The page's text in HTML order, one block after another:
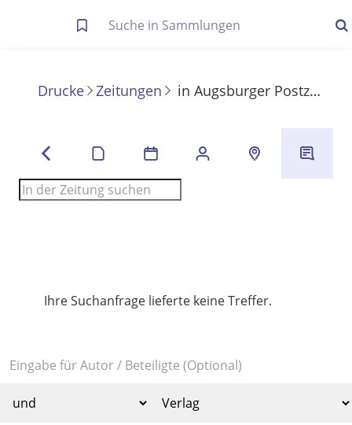
Die letzte Trefferliste besteht aus Ihrer letzten Suche, samt
Anzeigen
Zuletzt gesucht
Drucke Zeitungen in Augsburger Postzeitung
Ihre Suchanfrage lieferte keine Treffer.